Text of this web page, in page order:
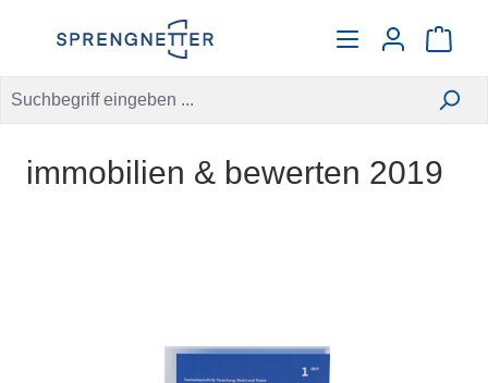
immobilien & bewerten 2019
Bildergalerie überspringen